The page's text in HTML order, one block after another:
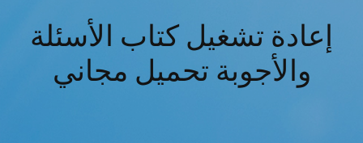
إعادة تشغيل كتاب الأسئلة
والأجوبة تحميل مجاني